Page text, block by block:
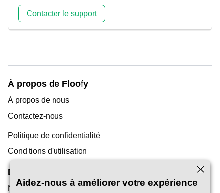
Contacter le support
À propos de Floofy
À propos de nous
Contactez-nous
Politique de confidentialité
Conditions d'utilisation
Découverte
Notre blog
Aidez-nous à améliorer votre expérience